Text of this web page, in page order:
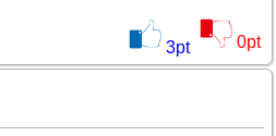
3pt 0pt